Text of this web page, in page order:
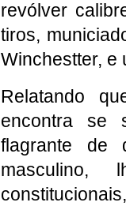
revólver
tiros,
Winchestter, e
Relatando
encontra se
flagrante
masculino,